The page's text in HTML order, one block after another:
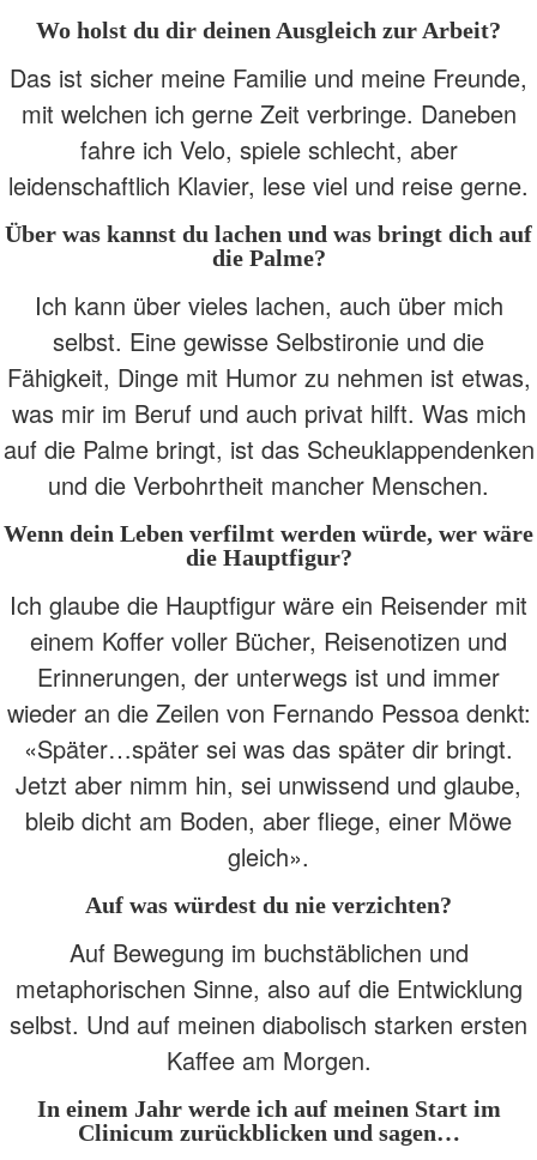
Wo holst du dir deinen Ausgleich zur Arbeit?
Das ist sicher meine Familie und meine Freunde,
mit welchen ich gerne Zeit verbringe. Daneben
fahre ich Velo, spiele schlecht, aber
leidenschaftlich Klavier, lese viel und reise gerne.
Über was kannst du lachen und was bringt dich auf
die Palme?
Ich kann über vieles lachen, auch über mich
selbst. Eine gewisse Selbstironie und die
Fähigkeit, Dinge mit Humor zu nehmen ist etwas,
was mir im Beruf und auch privat hilft. Was mich
auf die Palme bringt, ist das Scheuklappendenken
und die Verbohrtheit mancher Menschen.
Wenn dein Leben verfilmt werden würde, wer wäre
die Hauptfigur?
Ich glaube die Hauptfigur wäre ein Reisender mit
einem Koffer voller Bücher, Reisenotizen und
Erinnerungen, der unterwegs ist und immer
wieder an die Zeilen von Fernando Pessoa denkt:
«Später…später sei was das später dir bringt.
Jetzt aber nimm hin, sei unwissend und glaube,
bleib dicht am Boden, aber fliege, einer Möwe
gleich».
Auf was würdest du nie verzichten?
Auf Bewegung im buchstäblichen und
metaphorischen Sinne, also auf die Entwicklung
selbst. Und auf meinen diabolisch starken ersten
Kaffee am Morgen.
In einem Jahr werde ich auf meinen Start im
Clinicum zurückblicken und sagen…